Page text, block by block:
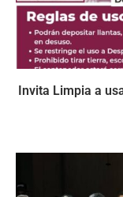
Invita Limpia a